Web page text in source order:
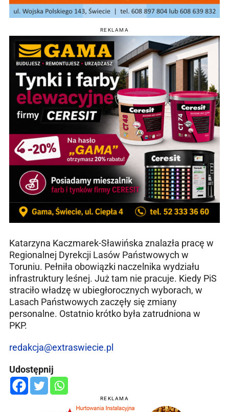
REKLAMA
Katarzyna Kaczmarek-Sławińska znalazła pracę w
Regionalnej Dyrekcji Lasów Państwowych w
Toruniu. Pełniła obowiązki naczelnika wydziału
infrastruktury leśnej. Już tam nie pracuje. Kiedy PiS
straciło władzę w ubiegłorocznych wyborach, w
Lasach Państwowych zaczęły się zmiany
personalne. Ostatnio krótko była zatrudniona w
PKP.
redakcja@extraswiecie.pl
Udostępnij
REKLAMA